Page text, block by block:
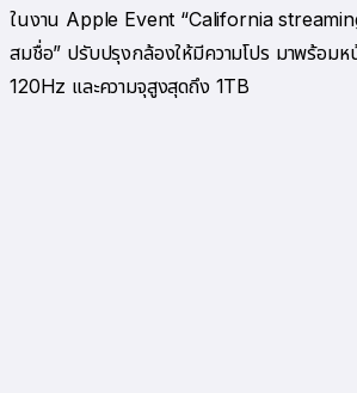
ในงาน Apple Event “California
สมชื่อ” ปรับปรุงกล้องให้มีความโปร มาพร้อม
120Hz และความจุสูงสุดถึง 1TB